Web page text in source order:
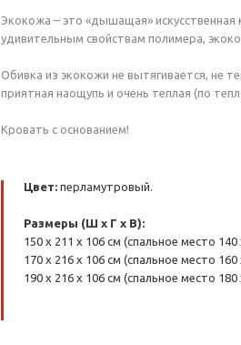
Экокожа – это «дышащая» искусственная
удивительным свойствам полимера,
Обивка из экокожи не вытягивается, не
приятная наощупь и очень теплая (по
Кровать с основанием!
Цвет: перламутровый.
Размеры (Ш x Г x В):
150 x 211 x 106 см (cпальное место 140
170 x 216 x 106 см (cпальное место 160
190 x 216 x 106 см (cпальное место 180